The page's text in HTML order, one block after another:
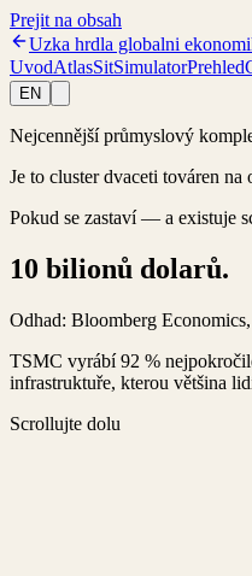
Prejit na obsah
Uzka hrdla globalni
UvodAtlasSitSimulatorPrehled
EN
Nejcennější průmyslový
Je to cluster dvaceti továren
Pokud se zastaví — a existuje
10 bilionů dolarů.
Odhad: Bloomberg
TSMC vyrábí 92 %
infrastruktuře, kterou většina
Scrollujte dolu